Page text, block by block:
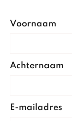
Voornaam
Achternaam
E-mailadres